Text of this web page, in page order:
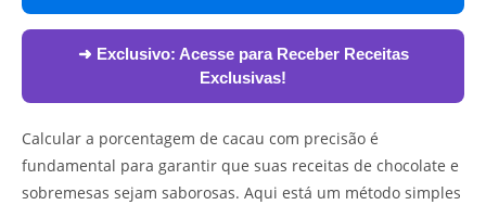
➜ Exclusivo: Acesse para Receber Receitas
Exclusivas!
Calcular a porcentagem de cacau com precisão é
fundamental para garantir que suas receitas de chocolate e
sobremesas sejam saborosas. Aqui está um método simples